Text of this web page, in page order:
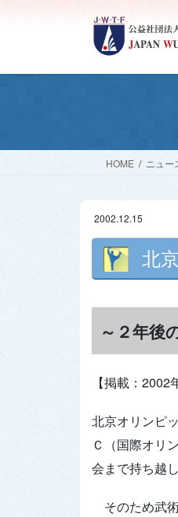
HOME ニュー
2002.12.15
北
～２年後
【掲載：2002
北京オリンピ
Ｃ（国際オリ
会まで持ち越
そのため武